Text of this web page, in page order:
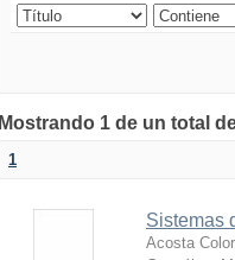
Mostrando 1 de un total
1
Sistemas
Acosta